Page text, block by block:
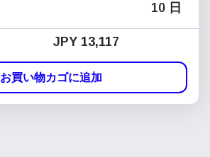
10 日
JPY 13,117
お買い物カゴに追加